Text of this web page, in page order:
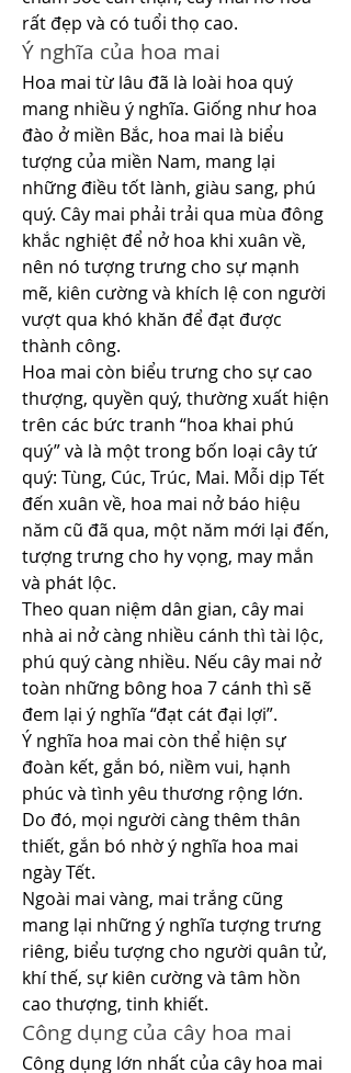
rất đẹp và có tuổi thọ cao.
Ý nghĩa của hoa mai
Hoa mai từ lâu đã là loài hoa quý
mang nhiều ý nghĩa. Giống như hoa
đào ở miền Bắc, hoa mai là biểu
tượng của miền Nam, mang lại
những điều tốt lành, giàu sang, phú
quý. Cây mai phải trải qua mùa đông
khắc nghiệt để nở hoa khi xuân về,
nên nó tượng trưng cho sự mạnh
mẽ, kiên cường và khích lệ con người
vượt qua khó khăn để đạt được
thành công.
Hoa mai còn biểu trưng cho sự cao
thượng, quyền quý, thường xuất hiện
trên các bức tranh “hoa khai phú
quý” và là một trong bốn loại cây tứ
quý: Tùng, Cúc, Trúc, Mai. Mỗi dịp Tết
đến xuân về, hoa mai nở báo hiệu
năm cũ đã qua, một năm mới lại đến,
tượng trưng cho hy vọng, may mắn
và phát lộc.
Theo quan niệm dân gian, cây mai
nhà ai nở càng nhiều cánh thì tài lộc,
phú quý càng nhiều. Nếu cây mai nở
toàn những bông hoa 7 cánh thì sẽ
đem lại ý nghĩa “đạt cát đại lợi”.
Ý nghĩa hoa mai còn thể hiện sự
đoàn kết, gắn bó, niềm vui, hạnh
phúc và tình yêu thương rộng lớn.
Do đó, mọi người càng thêm thân
thiết, gắn bó nhờ ý nghĩa hoa mai
ngày Tết.
Ngoài mai vàng, mai trắng cũng
mang lại những ý nghĩa tượng trưng
riêng, biểu tượng cho người quân tử,
khí thế, sự kiên cường và tâm hồn
cao thượng, tinh khiết.
Công dụng của cây hoa mai
Công dụng lớn nhất của cây hoa mai